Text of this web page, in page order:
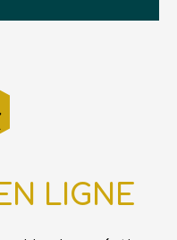
LIGNE